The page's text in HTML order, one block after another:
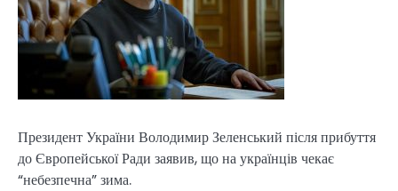
Президент України Володимир Зеленський після прибуття
до Європейської Ради заявив, що на українців чекає
“небезпечна” зима.